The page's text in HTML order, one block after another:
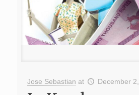
Jose Sebastian at December